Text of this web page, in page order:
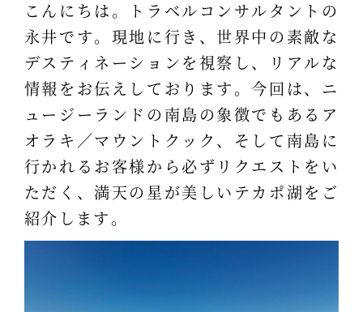
こんにちは。トラベルコンサルタントの
永井です。現地に行き、世界中の素敵な
デスティネーションを視察し、リアルな
情報をお伝えしております。今回は、ニ
ュージーランドの南島の象徴でもあるア
オラキ／マウントクック、そして南島に
行かれるお客様から必ずリクエストをい
ただく、満天の星が美しいテカポ湖をご
紹介します。